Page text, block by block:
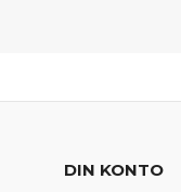
DIN KONTO